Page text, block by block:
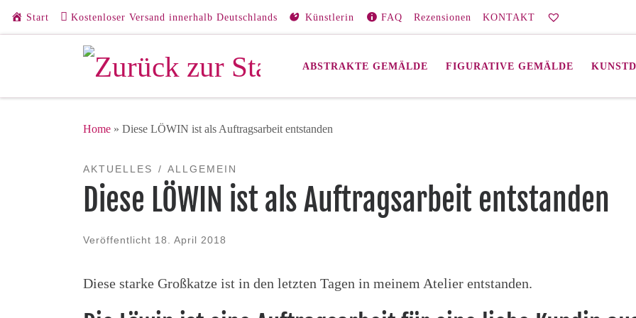
Zum Inhalt springen
Start Kostenloser Versand innerhalb Deutschlands Künstlerin FAQ Rezensionen KONTAKT
ABSTRAKTE GEMÄLDE FIGURATIVE GEMÄLDE
Home » Diese LÖWIN ist als Auftragsarbeit entstanden
AKTUELLES ALLGEMEIN
Diese LÖWIN ist als Auftragsarbeit entstanden
Veröffentlicht 18. April 2018
Diese starke Großkatze ist in den letzten Tagen in meinem Atelier entstanden.